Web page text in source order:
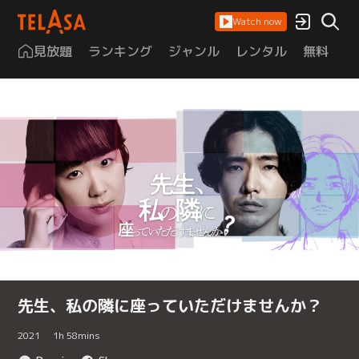
Watch now
見放題 ランキング ジャンル レンタル 無料
先生、私の隣に座っていただけませんか？
2021 1h 58mins